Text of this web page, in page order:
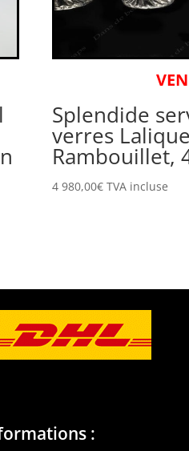
Splendide
verres
Rambouillet,
4 980,00€ TVA incluse
: